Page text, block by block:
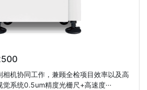
相机协同工作，兼顾全检项目效率以及高
系统0.5um精度光栅尺+高速度···